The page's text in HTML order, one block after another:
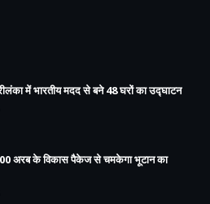
में भारतीय मदद से बने 48 घरों का उद्घाटन
अरब के विकास पैकेज से चमकेगा भूटान का